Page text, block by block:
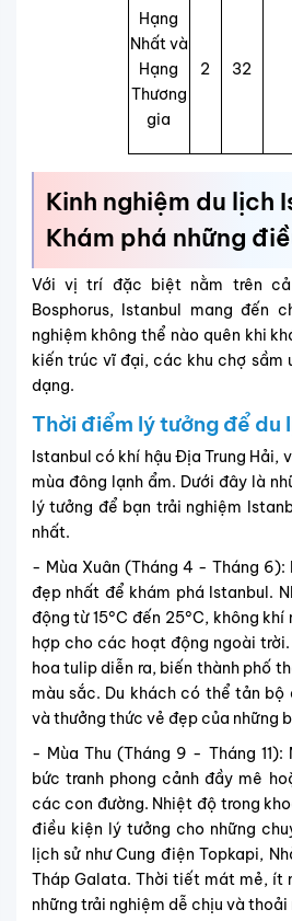
Hạng
Nhất và
Hạng
Thương
gia
2 32
Kinh nghiệm du lịch
Khám phá những
Với vị trí đặc biệt nằm trên
Bosphorus, Istanbul mang đến
nghiệm không thể nào quên khi
kiến trúc vĩ đại, các khu chợ sầm
dạng.
Thời điểm lý tưởng để du
Istanbul có khí hậu Địa Trung Hải,
mùa đông lạnh ẩm. Dưới đây là
lý tưởng để bạn trải nghiệm
nhất.
- Mùa Xuân (Tháng 4 - Tháng 6):
đẹp nhất để khám phá Istanbul.
động từ 15°C đến 25°C, không
hợp cho các hoạt động ngoài
hoa tulip diễn ra, biến thành phố
màu sắc. Du khách có thể tản
và thưởng thức vẻ đẹp của những
- Mùa Thu (Tháng 9 - Tháng
bức tranh phong cảnh đầy mê
các con đường. Nhiệt độ trong
điều kiện lý tưởng cho những
lịch sử như Cung điện Topkapi,
Tháp Galata. Thời tiết mát mẻ, ít
những trải nghiệm dễ chịu và thoải